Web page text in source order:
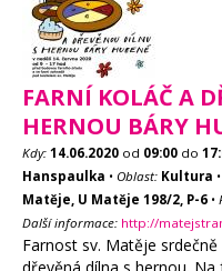
FARNÍ KOLÁČ A
HERNOU BÁRY
Kdy: 14.06.2020 od 09:00 do
Hanspaulka • Oblast: Kultura •
Matěje, U Matěje 198/2, P-6 •
Další informace: http://
Farnost sv. Matěje